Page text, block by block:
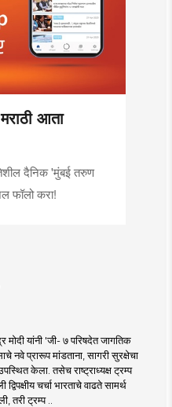
आता
दैनिक 'मुंबई तरुण
फॉलो करा!
मोदी यांनी 'जी- ७ परिषदेत जागतिक
नवे प्रारूप मांडताना, सागरी सुरक्षेचा
उपस्थित केला. तसेच राष्ट्राध्यक्ष ट्रम्प
द्विपक्षीय चर्चा भारताचे वाढते सामर्थ
तरी ट्रम्प ..